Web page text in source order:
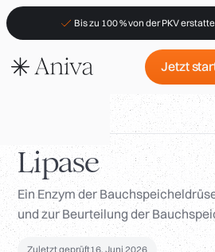
Bis zu 100 % von der PKV
Jetzt
Standorte
Mitgliedschaft
Lipase
Ein Enzym der
und zur Beurteilung der
Zuletzt geprüft16. Juni 2026